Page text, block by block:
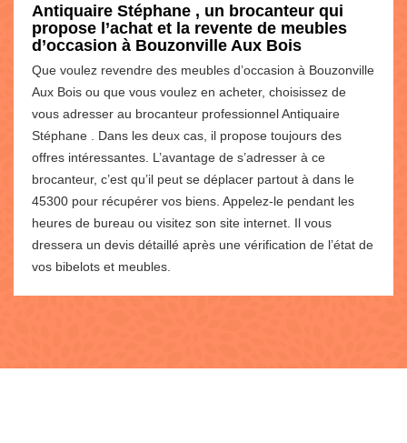
Antiquaire Stéphane , un brocanteur qui
propose l’achat et la revente de meubles
d’occasion à Bouzonville Aux Bois
Que voulez revendre des meubles d’occasion à Bouzonville
Aux Bois ou que vous voulez en acheter, choisissez de
vous adresser au brocanteur professionnel Antiquaire
Stéphane . Dans les deux cas, il propose toujours des
offres intéressantes. L’avantage de s’adresser à ce
brocanteur, c’est qu’il peut se déplacer partout à dans le
45300 pour récupérer vos biens. Appelez-le pendant les
heures de bureau ou visitez son site internet. Il vous
dressera un devis détaillé après une vérification de l’état de
vos bibelots et meubles.